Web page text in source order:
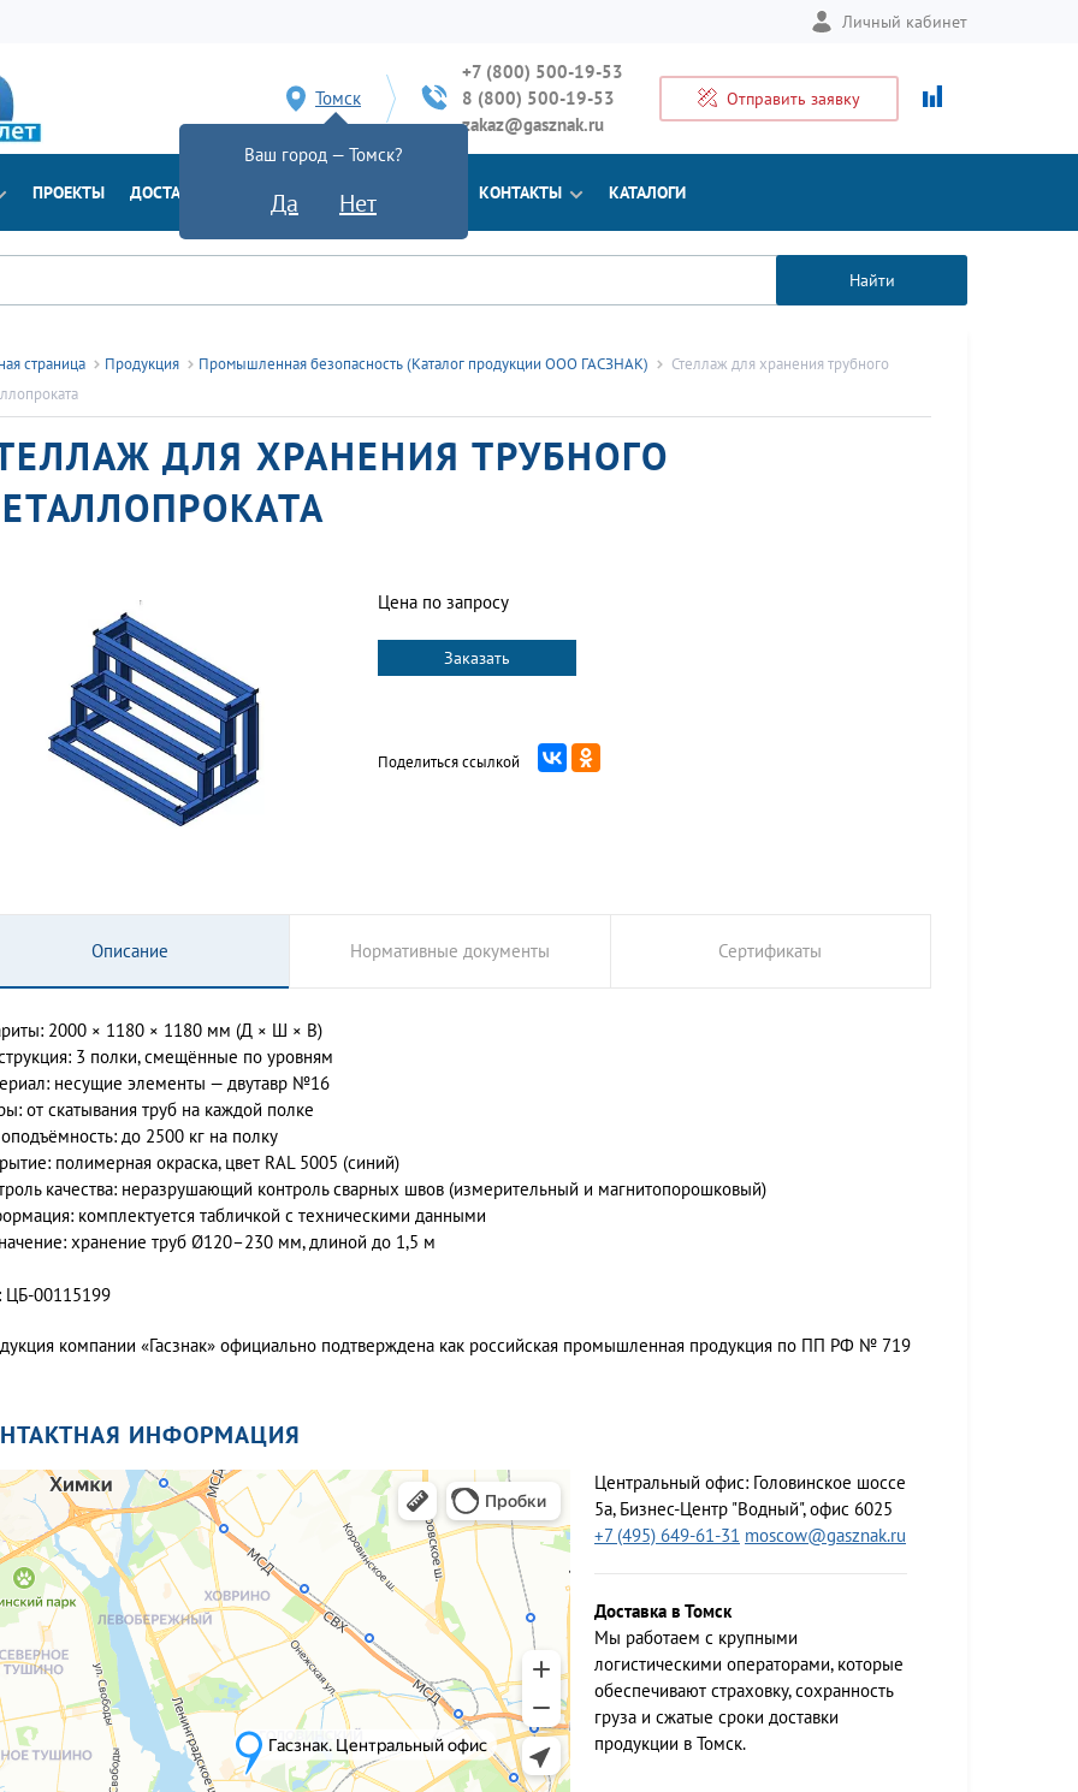
Личный кабинет
Томск
Ваш город — Томск?
Да Нет
+7 (800) 500-19-53
8 (800) 500-19-53
zakaz@gasznak.ru
Отправить заявку
ПРОЕКТЫ ДОСТАВКА ДОКУМЕНТЫ КОНТАКТЫ КАТАЛОГИ
Найти
страница Продукция Промышленная безопасность (Каталог продукции ООО ГАСЗНАК)
Стеллаж для хранения трубного
ДЛЯ ХРАНЕНИЯ ТРУБНОГО
Цена по запросу
Заказать
Поделиться ссылкой
Описание Нормативные документы Сертификаты
2000 × 1180 × 1180 мм (Д × Ш × В)
3 полки, смещённые по уровням
несущие элементы — двутавр №16
от скатывания труб на каждой полке
до 2500 кг на полку
полимерная окраска, цвет RAL 5005 (синий)
качества: неразрушающий контроль сварных швов (измерительный и магнитопорошковый)
комплектуется табличкой с техническими данными
хранение труб Ø120–230 мм, длиной до 1,5 м
ЦБ-00115199
компании «Гасзнак» официально подтверждена как российская промышленная продукция по ПП РФ № 719
ИНФОРМАЦИЯ
Центральный офис: Головинское шоссе
5а, Бизнес-Центр "Водный", офис 6025
+7 (495) 649-61-31 moscow@gasznak.ru
Доставка в Томск
Мы работаем c крупными
логистическими операторами, которые
обеспечивают страховку, сохранность
груза и сжатые сроки доставки
продукции в Томск.